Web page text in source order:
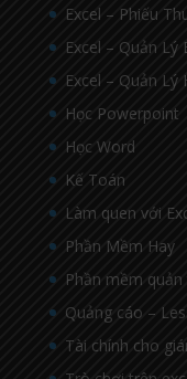
Excel – Phiếu
Excel – Quản Lý
Excel – Quản Lý
Học Powerpoint
Học Word
Kế Toán
Làm quen với
Phần Mềm Hay
Phần mềm
Quảng cáo –
Tài chính cho